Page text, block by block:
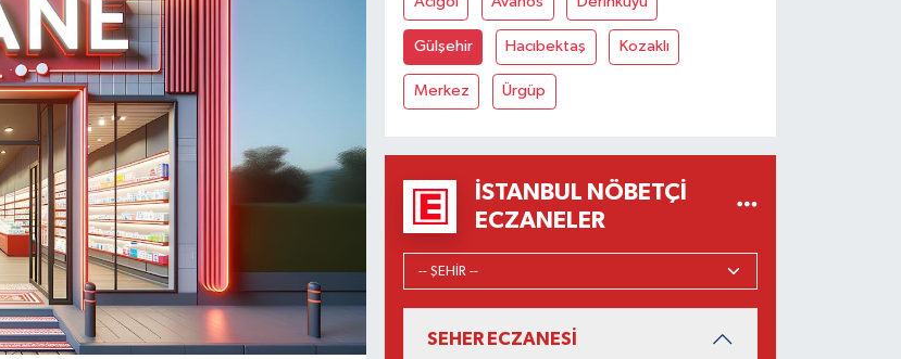
Gülşehir Hacıbektaş Kozaklı
Merkez Ürgüp
İSTANBUL NÖBETÇI
ECZANELER
SEHER ECZANESİ